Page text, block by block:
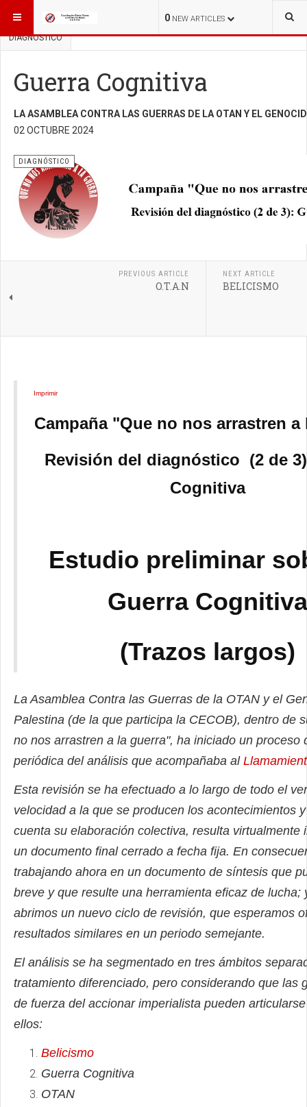
0 NEW ARTICLES
ESTÁ AQUÍ: INICIO QUE NO NOS ARRASTREN A LA GUERRA
DIAGNÓSTICO
Guerra Cognitiva
LA ASAMBLEA CONTRA LAS GUERRAS DE LA OTAN Y EL
02 OCTUBRE 2024
DIAGNÓSTICO
PREVIOUS ARTICLE
O.T.A.N
NEXT ARTICLE
BELICISMO
Imprimir
Campaña "Que no nos arrastren a
Revisión del diagnóstico (2 de
Cognitiva
Estudio preliminar
Guerra Cognitiva
(Trazos largos)
La Asamblea Contra las Guerras de la OTAN y el
Palestina (de la que participa la CECOB), dentro de
no nos arrastren a la guerra", ha iniciado un proceso
periódica del análisis que acompañaba al
Esta revisión se ha efectuado a lo largo de todo el
velocidad a la que se producen los acontecimientos
cuenta su elaboración colectiva, resulta virtualmente
un documento final cerrado a fecha fija. En
trabajando ahora en un documento de síntesis que
breve y que resulte una herramienta eficaz de lucha;
abrimos un nuevo ciclo de revisión, que esperamos
resultados similares en un periodo semejante.
El análisis se ha segmentado en tres ámbitos
tratamiento diferenciado, pero considerando que las
de fuerza del accionar imperialista pueden
ellos:
Belicismo
Guerra Cognitiva
OTAN